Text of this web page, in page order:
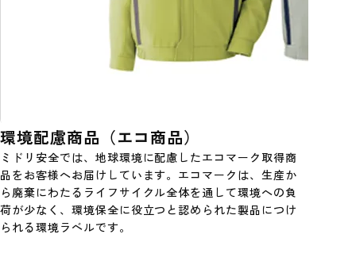
環境配慮商品（エコ商品）
ミドリ安全では、地球環境に配慮したエコマーク取得商
品をお客様へお届けしています。エコマークは、生産か
ら廃棄にわたるライフサイクル全体を通して環境への負
荷が少なく、環境保全に役立つと認められた製品につけ
られる環境ラベルです。